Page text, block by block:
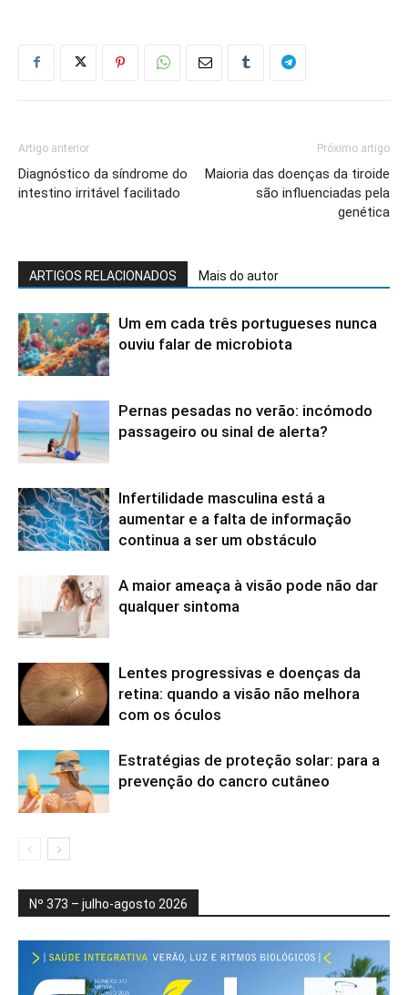
Artigo anterior
Diagnóstico da síndrome do
intestino irritável facilitado
Próximo artigo
Maioria das doenças da tiroide
são influenciadas pela
genética
ARTIGOS RELACIONADOS Mais do autor
Um em cada três portugueses nunca
ouviu falar de microbiota
Pernas pesadas no verão: incómodo
passageiro ou sinal de alerta?
Infertilidade masculina está a
aumentar e a falta de informação
continua a ser um obstáculo
A maior ameaça à visão pode não dar
qualquer sintoma
Lentes progressivas e doenças da
retina: quando a visão não melhora
com os óculos
Estratégias de proteção solar: para a
prevenção do cancro cutâneo
Nº 373 – julho-agosto 2026